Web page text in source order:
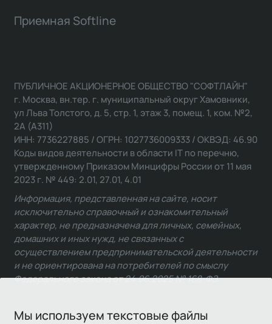
Мы используем текстовые файлы
Приемная Softline
ПУБЛИЧНОЕ АКЦИОНЕРНОЕ ОБЩЕСТВО "СОФТЛАЙН"
г. Москва, вн.тер. г. муниципальный округ Хамовники,
ул Льва Толстого, д. 5, стр. 1, этаж 3, помещ. 1, ком. №2,
2А (А311)
ИНН: 7736227885 / ОГРН: 1027736009333 / ОКВЭД: 46.90
Коды видов деятельности в области IT по перечню,
утвержденному Приказом Минцифры России от 11 мая
2023 г. № 449: 2.01, 27.01, 4.01
Информация, представленная на сайте, носит
исключительно справочный и ознакомительный
характер, не предназначена для личных, семейных,
домашних и иных нужд, не связанных с
осуществлением предпринимательской деятельности
и не ориентирована на потребителей по смыслу
Федерального закона от 24.06.2025 № 168-ФЗ.